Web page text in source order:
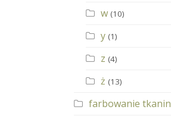
w (10)
y (1)
z (4)
ż (13)
farbowanie tkanin